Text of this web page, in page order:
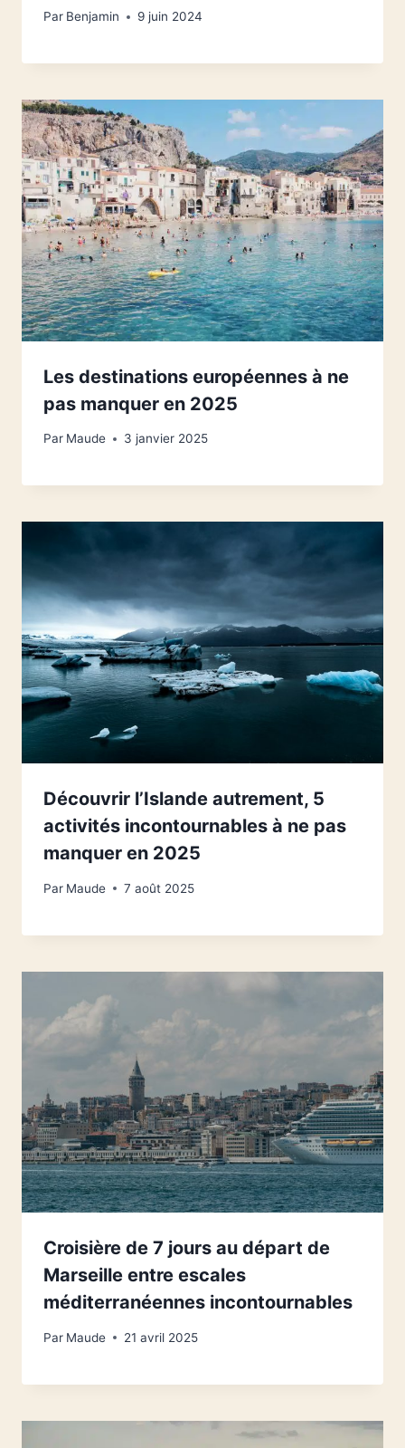
Par Benjamin 9 juin 2024
Les destinations européennes à ne
pas manquer en 2025
Par Maude 3 janvier 2025
Découvrir l’Islande autrement, 5
activités incontournables à ne pas
manquer en 2025
Par Maude 7 août 2025
Croisière de 7 jours au départ de
Marseille entre escales
méditerranéennes incontournables
Par Maude 21 avril 2025